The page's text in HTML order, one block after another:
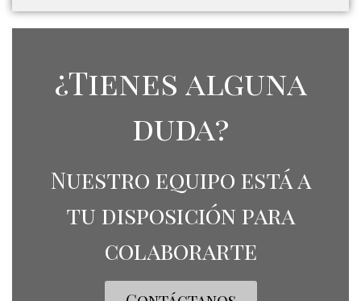
¿Tienes alguna
duda?
Nuestro equipo está a
tu disposición para
colaborarte